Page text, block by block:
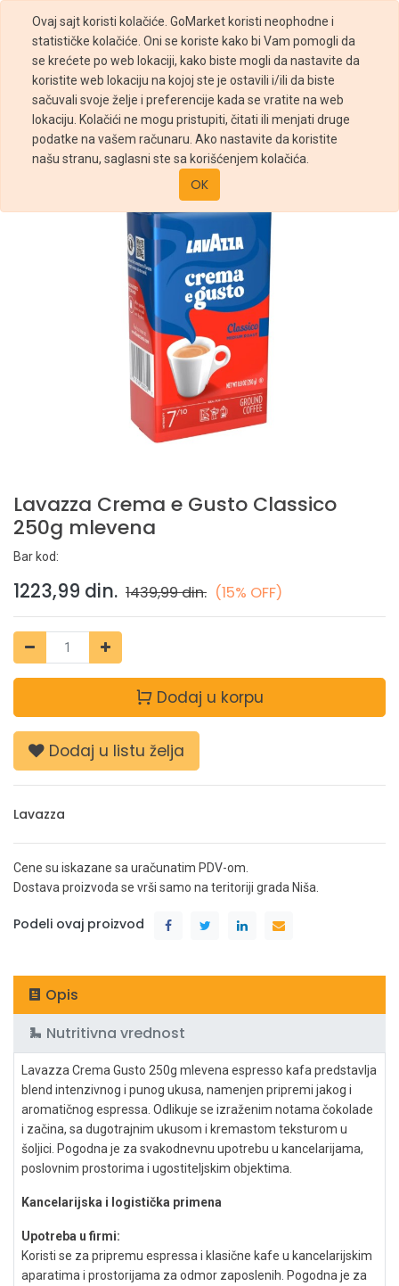
Ovaj sajt koristi kolačiće. GoMarket koristi neophodne i
statističke kolačiće. Oni se koriste kako bi Vam pomogli da
se krećete po web lokaciji, kako biste mogli da nastavite da
koristite web lokaciju na kojoj ste je ostavili i/ili da biste
sačuvali svoje želje i preferencije kada se vratite na web
lokaciju. Kolačići ne mogu pristupiti, čitati ili menjati druge
podatke na vašem računaru. Ako nastavite da koristite
našu stranu, saglasni ste sa korišćenjem kolačića.
OK
Prodavnica
Lavazza Crema e Gusto Classico 250g mlevena
Lavazza Crema e Gusto Classico
250g mlevena
Bar kod:
1223,99 din. 1439,99din. (15% OFF)
Dodaj u korpu
Dodaj u listu želja
Lavazza
Cene su iskazane sa uračunatim PDV-om.
Dostava proizvoda se vrši samo na teritoriji grada Niša.
Podeli ovaj proizvod
Opis
Nutritivna vrednost
Lavazza Crema Gusto 250g mlevena espresso kafa predstavlja
blend intenzivnog i punog ukusa, namenjen pripremi jakog i
aromatičnog espressa. Odlikuje se izraženim notama čokolade
i začina, sa dugotrajnim ukusom i kremastom teksturom u
šoljici. Pogodna je za svakodnevnu upotrebu u kancelarijama,
poslovnim prostorima i ugostiteljskim objektima.
Kancelarijska i logistička primena
Upotreba u firmi:
Koristi se za pripremu espressa i klasične kafe u kancelarijskim
aparatima i prostorijama za odmor zaposlenih. Pogodna je za